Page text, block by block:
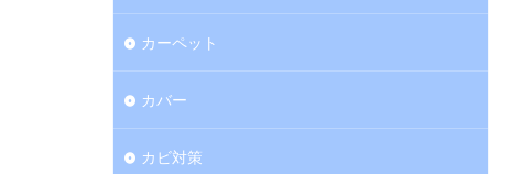
カーペット
カバー
カビ対策